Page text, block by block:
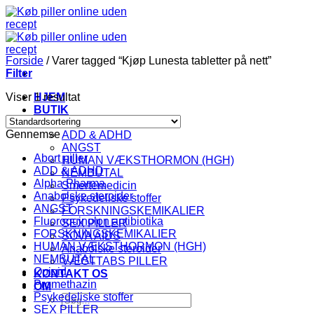
Fortsæt
til
indhold
HJEM
BUTIK
KATEGORI
ADD & ADHD
ANGST
HUMAN VÆKSTHORMON (HGH)
NEMBUTAL
Smertemedicin
Psykedeliske stoffer
FORSKNINGSKEMIKALIER
SEX PILLER
SOVA AIDS
Anabolske steroider
VÆGTTABS PILLER
KONTAKT OS
OM
Søg
efter:
Forside /Varer tagged “Kjøp Lunesta tabletter på nett”
Filter
Viser 1 resultat
Gennemse
Abort piller
ADD & ADHD
Alpha Pharma
Anabolske steroider
ANGST
Fluoroquinolon antibiotika
FORSKNINGSKEMIKALIER
HUMAN VÆKSTHORMON (HGH)
NEMBUTAL
Opioid
Promethazin
Psykedeliske stoffer
SEX PILLER